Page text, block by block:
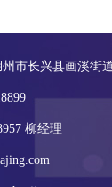
市长兴县画溪街
柳经理